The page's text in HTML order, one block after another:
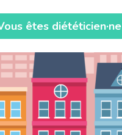
êtes diététicien·ne